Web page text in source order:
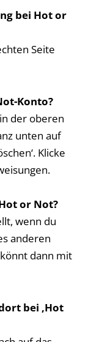
bei Hot or
Seite
Konto?
der oberen
unten auf
Klicke
or Not?
wenn du
anderen
dann mit
bei ‚Hot